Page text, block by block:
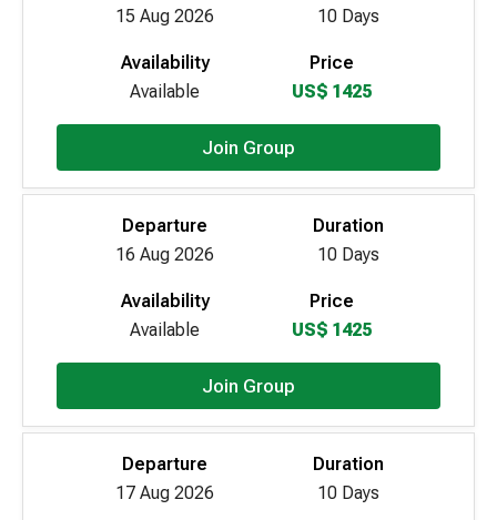
15 Aug 2026
10 Days
Availability
Available
Price
US$ 1425
Join Group
Departure
16 Aug 2026
Duration
10 Days
Availability
Available
Price
US$ 1425
Join Group
Departure
17 Aug 2026
Duration
10 Days